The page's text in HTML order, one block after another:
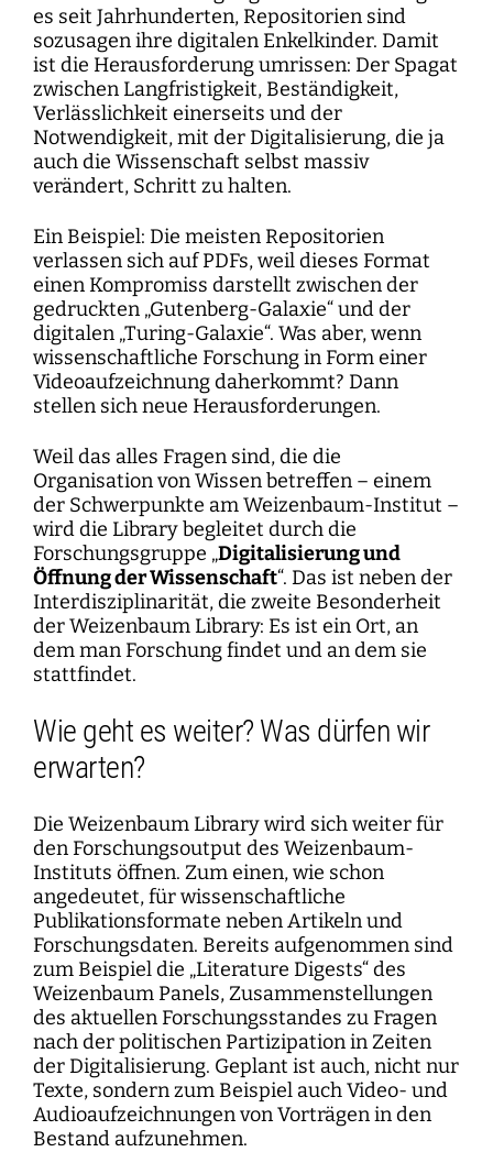
es seit Jahrhunderten, Repositorien sind
sozusagen ihre digitalen Enkelkinder. Damit
ist die Herausforderung umrissen: Der Spagat
zwischen Langfristigkeit, Beständigkeit,
Verlässlichkeit einerseits und der
Notwendigkeit, mit der Digitalisierung, die ja
auch die Wissenschaft selbst massiv
verändert, Schritt zu halten.
Ein Beispiel: Die meisten Repositorien
verlassen sich auf PDFs, weil dieses Format
einen Kompromiss darstellt zwischen der
gedruckten „Gutenberg-Galaxie“ und der
digitalen „Turing-Galaxie“. Was aber, wenn
wissenschaftliche Forschung in Form einer
Videoaufzeichnung daherkommt? Dann
stellen sich neue Herausforderungen.
Weil das alles Fragen sind, die die
Organisation von Wissen betreffen – einem
der Schwerpunkte am Weizenbaum-Institut –
wird die Library begleitet durch die
Forschungsgruppe „Digitalisierung und
Öffnung der Wissenschaft“. Das ist neben der
Interdisziplinarität, die zweite Besonderheit
der Weizenbaum Library: Es ist ein Ort, an
dem man Forschung findet und an dem sie
stattfindet.
Wie geht es weiter? Was dürfen wir
erwarten?
Die Weizenbaum Library wird sich weiter für
den Forschungsoutput des Weizenbaum-
Instituts öffnen. Zum einen, wie schon
angedeutet, für wissenschaftliche
Publikationsformate neben Artikeln und
Forschungsdaten. Bereits aufgenommen sind
zum Beispiel die „Literature Digests“ des
Weizenbaum Panels, Zusammenstellungen
des aktuellen Forschungsstandes zu Fragen
nach der politischen Partizipation in Zeiten
der Digitalisierung. Geplant ist auch, nicht nur
Texte, sondern zum Beispiel auch Video- und
Audioaufzeichnungen von Vorträgen in den
Bestand aufzunehmen.